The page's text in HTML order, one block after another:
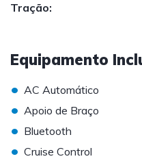
Tração:
Equipamento
• AC Automático
• Apoio de Braço
• Bluetooth
• Cruise Control